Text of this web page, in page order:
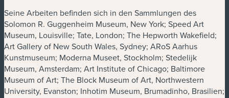
Seine Arbeiten befinden sich in den Sammlungen des
Solomon R. Guggenheim Museum, New York; Speed Art
Museum, Louisville; Tate, London; The Hepworth Wakefield;
Art Gallery of New South Wales, Sydney; ARoS Aarhus
Kunstmuseum; Moderna Museet, Stockholm; Stedelijk
Museum, Amsterdam; Art Institute of Chicago; Baltimore
Museum of Art; The Block Museum of Art, Northwestern
University, Evanston; Inhotim Museum, Brumadinho, Brasilien;